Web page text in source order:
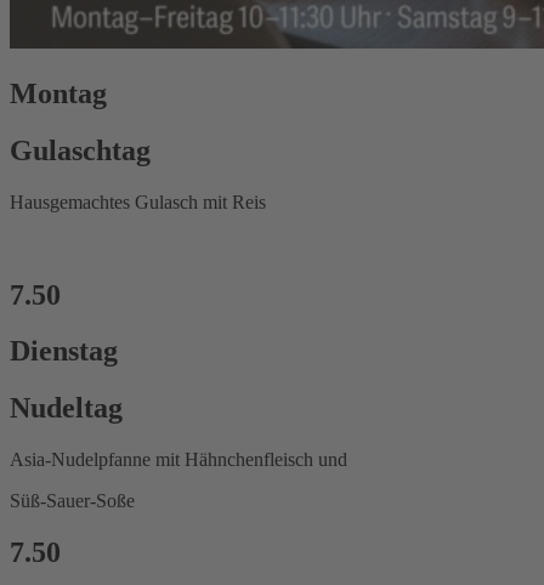
Montag
Gulaschtag
Hausgemachtes Gulasch mit Reis
7.50
Dienstag
Nudeltag
Asia-Nudelpfanne mit Hähnchenfleisch und
Süß-Sauer-Soße
7.50